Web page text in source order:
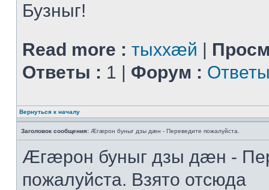
Бузныг!
Read more : тыххӕй |
Ответы : 1 | Форум :
Вернуться к началу
Заголовок сообщения: Æгæрон буныг дзы дæн - Переведите пожалуйста.
Æгæрон буныг дзы дæн -
пожалуйста. Взято отсюда